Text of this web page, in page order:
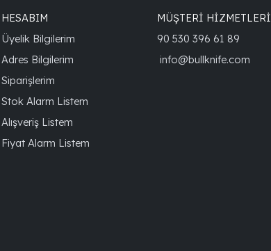
HESABIM
Üyelik Bilgilerim
Adres Bilgilerim
Siparişlerim
Stok Alarm Listem
Alışveriş Listem
Fiyat Alarm Listem
MÜŞTERİ HİZMETLERİ
90 530 396 61 89
info@bullknife.com